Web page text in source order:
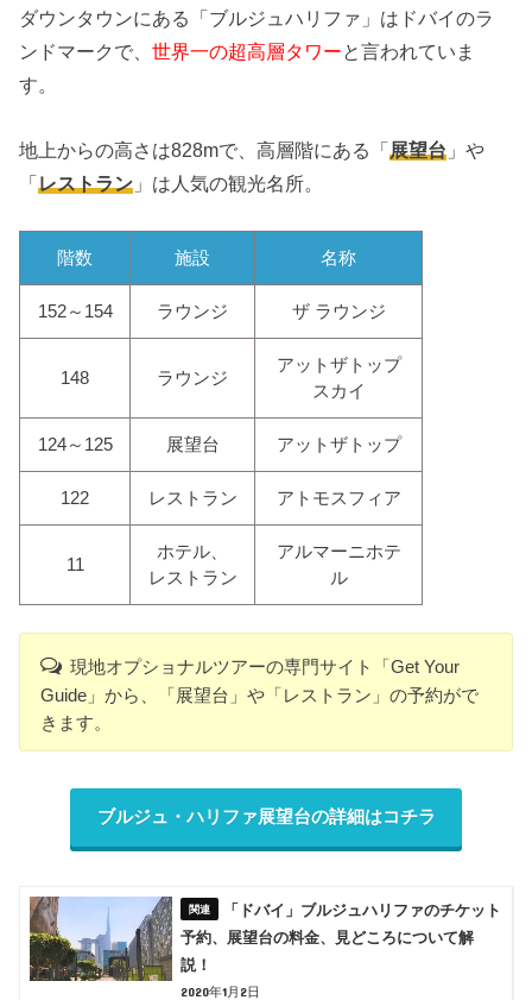
ダウンタウンにある「ブルジュハリファ」はドバイのラ
ンドマークで、世界一の超高層タワーと言われていま
す。
地上からの高さは828mで、高層階にある「展望台 」や
「レストラン 」は人気の観光名所。
階数 施設 名称
152～154 ラウンジ ザ ラウンジ
148 ラウンジ
アットザトップ
スカイ
124～125 展望台 アットザトップ
122 レストラン アトモスフィア
11
ホテル、
レストラン
アルマーニホテ
ル
現地オプショナルツアーの専門サイト「Get Your
Guide」から、「展望台」や「レストラン」の予約がで
きます。
ブルジュ・ハリファ展望台の詳細はコチラ
「ドバイ」ブルジュハリファのチケット
予約、展望台の料金、見どころについて解
説！
2020年1月2日